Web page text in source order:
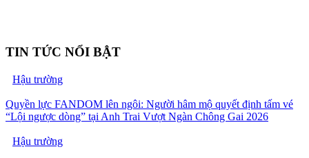
TIN TỨC NỔI BẬT
Hậu trường
Quyền lực FANDOM lên ngôi: Người hâm mộ quyết định tấm vé
“Lội ngược dòng” tại Anh Trai Vượt Ngàn Chông Gai 2026
Hậu trường